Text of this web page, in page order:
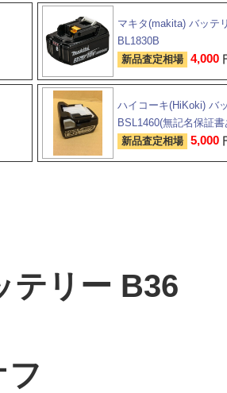
マキタ(makita) バッテ
BL1830B
新品査定相場 4,000
ハイコーキ(HiKoki) バ
BSL1460(無記名保証書
新品査定相場 5,000
テリー B36
フ